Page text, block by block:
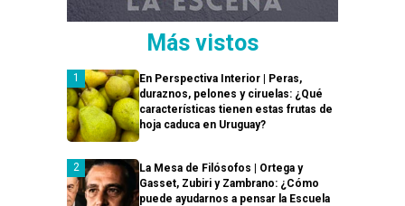
Más vistos
En Perspectiva Interior | Peras,
duraznos, pelones y ciruelas: ¿Qué
características tienen estas frutas de
hoja caduca en Uruguay?
La Mesa de Filósofos | Ortega y
Gasset, Zubiri y Zambrano: ¿Cómo
puede ayudarnos a pensar la Escuela